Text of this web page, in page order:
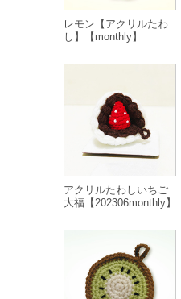
レモン【アクリルたわ
し】【monthly】
アクリルたわしいちご
大福【202306monthly】